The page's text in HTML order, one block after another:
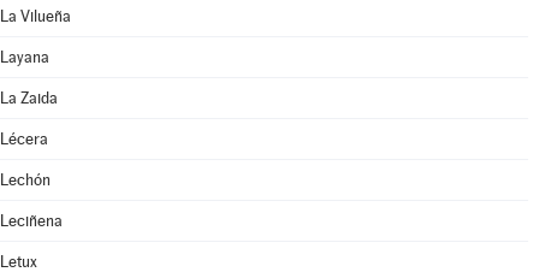
La Vilueña
Layana
La Zaida
Lécera
Lechón
Leciñena
Letux